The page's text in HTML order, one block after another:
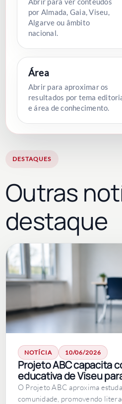
por Almada, Gaia, Viseu,
Algarve ou âmbito
nacional.
Área
Abrir para aproximar os
resultados por tema
e área de conhecimento.
DESTAQUES
Outras
destaque
NOTÍCIA 10/06/2026
Projeto ABC capacita
educativa de Viseu
O Projeto ABC aproxima
comunidade, promovendo